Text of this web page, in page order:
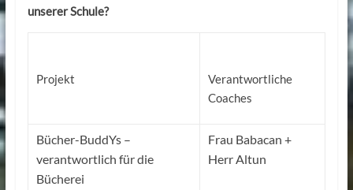
unserer Schule?
Projekt
Verantwortliche
Coaches
Bücher-BuddYs –
verantwortlich für die
Bücherei
Frau Babacan +
Herr Altun